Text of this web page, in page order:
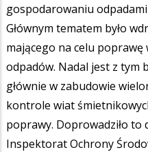
gospodarowaniu
Głównym tematem było
mającego na celu
odpadów. Nadal jest z tym
głównie w zabudowie
kontrole wiat
poprawy. Doprowadziło to
Inspektorat Ochrony